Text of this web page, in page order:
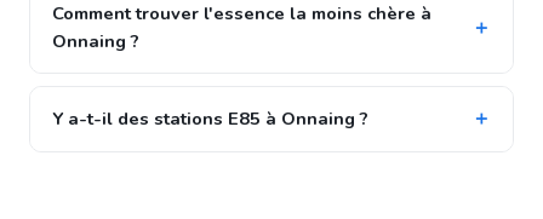
Comment trouver l'essence la moins chère à
Onnaing ?
Y a-t-il des stations E85 à Onnaing ?